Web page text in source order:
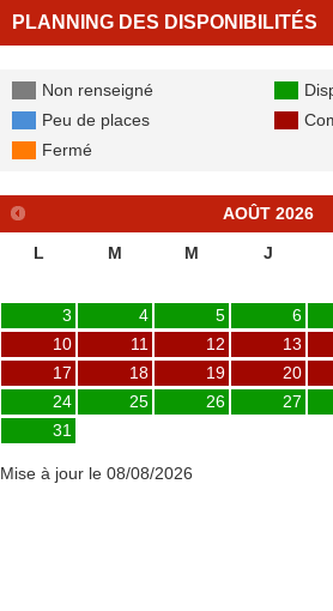
PLANNING DES DISPONIBILITÉS
Non renseigné
Peu de places
Fermé
AOÛT 2026
L M M J
3
4 5 6
10
11 12 13
17
18 19 20
24
25 26 27
31
Mise à jour le 08/08/2026